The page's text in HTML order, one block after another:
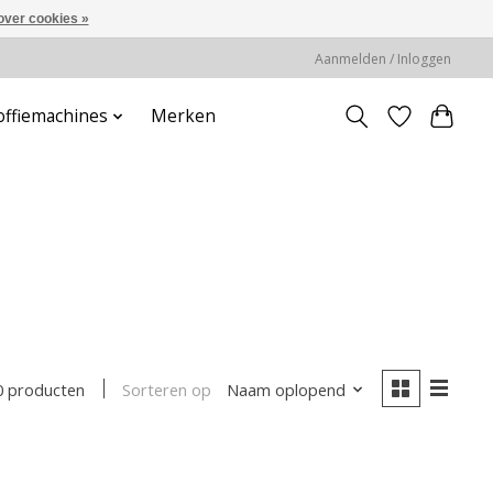
Aanmelden / Inloggen
Merken
producten Sorteren op Naam oplopend
cookies »